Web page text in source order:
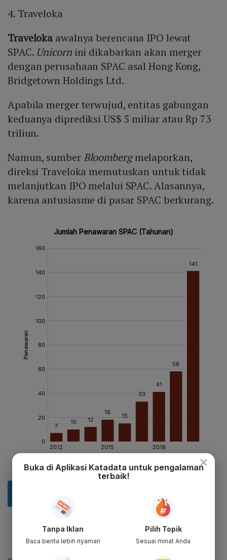
4. Traveloka
Traveloka awalnya berencana IPO lewat
SPAC. Unicornini dikabarkan akan merger
dengan perusahaan SPAC asal Hong Kong,
Bridgetown Holdings Ltd.
Apabila merger terwujud, entitas gabungan
keduanya diprediksi US$ 5 miliar atau Rp 73
triliun.
Namun, sumber Bloombergmelaporkan,
direksi Traveloka memutuskan untuk tidak
melanjutkan IPO melalui SPAC. Alasannya,
karena antusiasme di pasar SPAC berkurang.
×
Buka di Aplikasi Katadata untuk pengalaman
terbaik!
Tanpa Iklan
Baca berita lebih nyaman
Pilih Topik
Sesuai minat Anda